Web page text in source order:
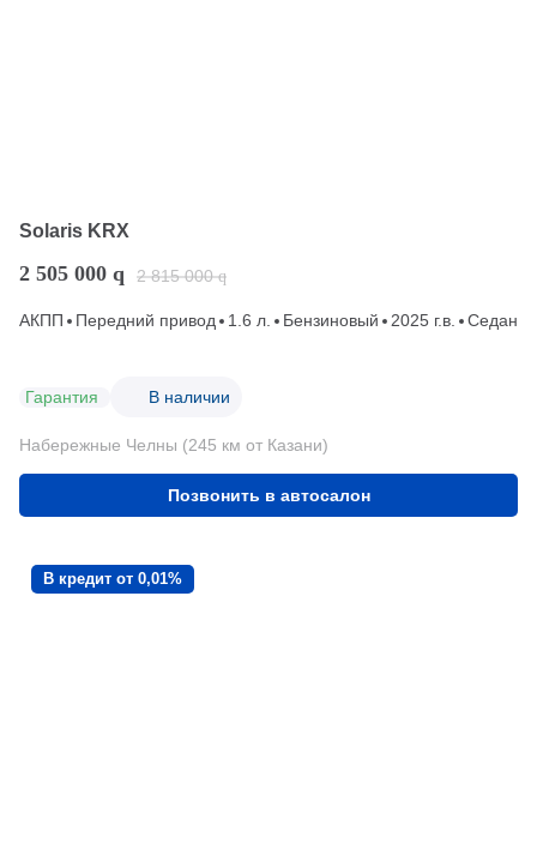
Solaris KRX
2 505 000 q 2 815 000 q
АКПП Передний привод 1.6 л. Бензиновый 2025 г.в. Седан
Гарантия В наличии
Набережные Челны (245 км от Казани)
Позвонить в автосалон
В кредит от 0,01%